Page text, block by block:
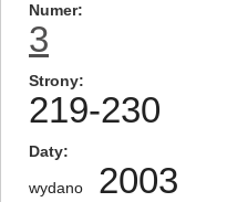
Numer
3
Strony
219-230
Daty
wydano 2003